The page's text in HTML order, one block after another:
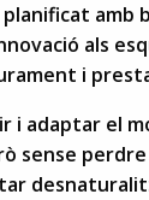
amb
als
i
i adaptar el
sense